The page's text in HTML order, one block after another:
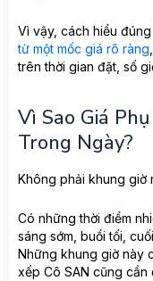
Vì vậy, cách hiểu đúng
từ một mốc giá rõ ràng
trên thời gian đặt, số
Vì Sao Giá
Trong Ngày?
Không phải khung giờ
Có những thời điểm
sáng sớm, buổi tối,
Những khung giờ này
xếp Cô SAN cũng